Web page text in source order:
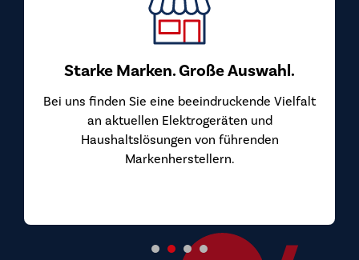
Starke Marken. Große Auswahl.
Bei uns finden Sie eine beeindruckende Vielfalt
an aktuellen Elektrogeräten und
Haushaltslösungen von führenden
Markenherstellern.